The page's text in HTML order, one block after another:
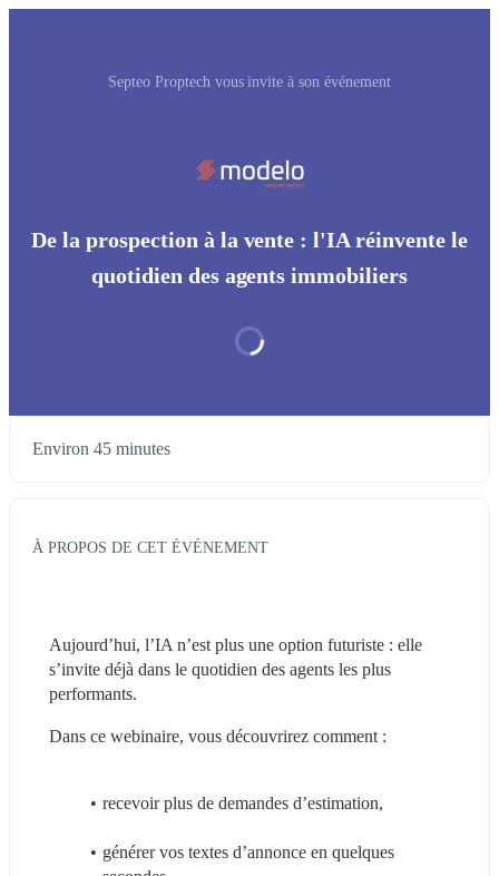
Septeo Proptech vous invite à son événement
De la prospection à la vente : l'IA réinvente le
quotidien des agents immobiliers
Environ 45 minutes
À PROPOS DE CET ÉVÉNEMENT
Aujourd’hui, l’IA n’est plus une option futuriste : elle
s’invite déjà dans le quotidien des agents les plus
performants.
Dans ce webinaire, vous découvrirez comment :
recevoir plus de demandes d’estimation,
générer vos textes d’annonce en quelques